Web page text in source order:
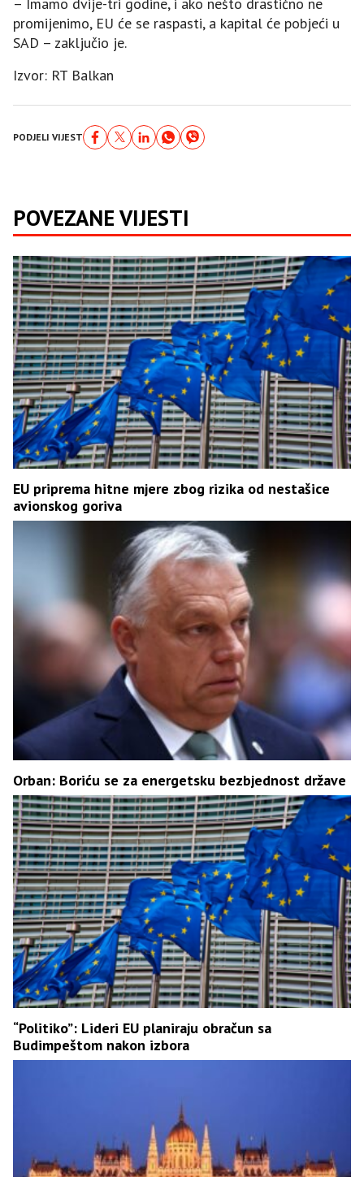
promijenimo, EU će se raspasti, a kapital će pobjeći u
SAD – zaključio je.
Izvor: RT Balkan
PODJELI VIJEST
POVEZANE VIJESTI
EU priprema hitne mjere zbog rizika od nestašice
avionskog goriva
Orban: Boriću se za energetsku bezbjednost države
“Politiko”: Lideri EU planiraju obračun sa
Budimpeštom nakon izbora